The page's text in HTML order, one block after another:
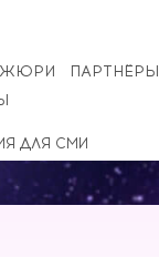
ЖЮРИ ПАРТНЁРЫ
ДЛЯ СМИ